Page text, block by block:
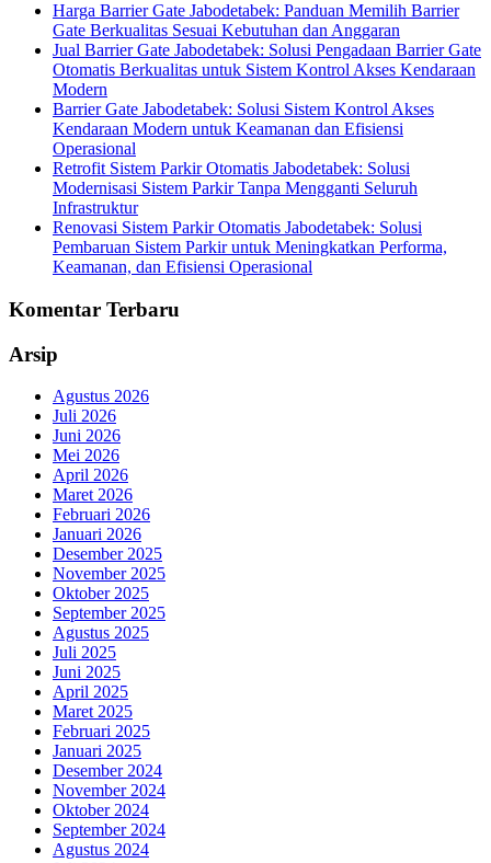
Harga Barrier Gate Jabodetabek: Panduan Memilih Barrier
Gate Berkualitas Sesuai Kebutuhan dan Anggaran
Jual Barrier Gate Jabodetabek: Solusi Pengadaan Barrier Gate
Otomatis Berkualitas untuk Sistem Kontrol Akses Kendaraan
Modern
Barrier Gate Jabodetabek: Solusi Sistem Kontrol Akses
Kendaraan Modern untuk Keamanan dan Efisiensi
Operasional
Retrofit Sistem Parkir Otomatis Jabodetabek: Solusi
Modernisasi Sistem Parkir Tanpa Mengganti Seluruh
Infrastruktur
Renovasi Sistem Parkir Otomatis Jabodetabek: Solusi
Pembaruan Sistem Parkir untuk Meningkatkan Performa,
Keamanan, dan Efisiensi Operasional
Komentar Terbaru
Arsip
Agustus 2026
Juli 2026
Juni 2026
Mei 2026
April 2026
Maret 2026
Februari 2026
Januari 2026
Desember 2025
November 2025
Oktober 2025
September 2025
Agustus 2025
Juli 2025
Juni 2025
April 2025
Maret 2025
Februari 2025
Januari 2025
Desember 2024
November 2024
Oktober 2024
September 2024
Agustus 2024